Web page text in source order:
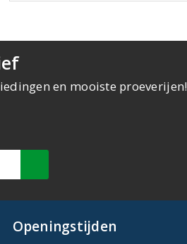
en mooiste proeverijen!
Openingstijden